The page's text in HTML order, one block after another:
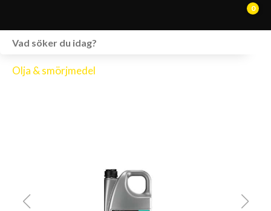
0
KONTAKT
Olja & smörjmedel